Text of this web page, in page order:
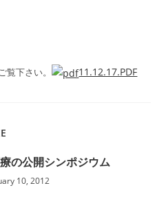
覧下さい。 11.12.17.PDF
の公開シンポジウム
10, 2012